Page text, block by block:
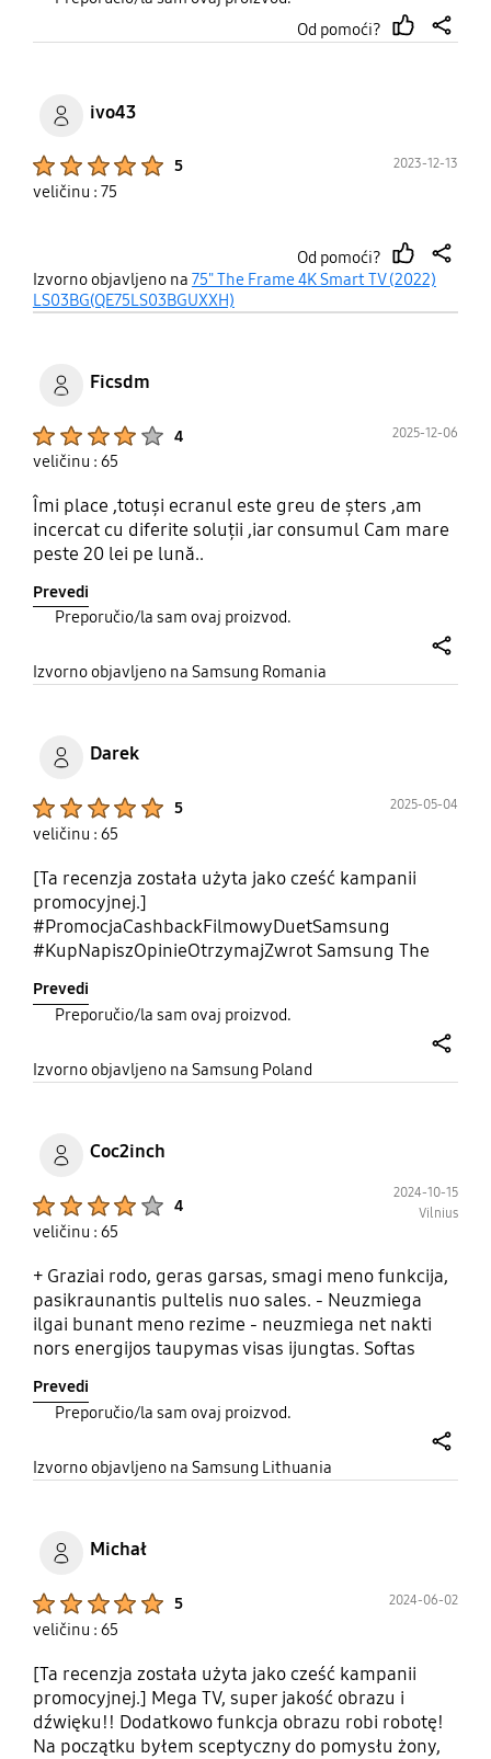
Od pomoći?
ivo43
5 2023-12-13
veličinu : 75
Od pomoći?
thumbshare
Izvorno objavljeno na 75" The Frame 4K Smart TV (2022)
LS03BG(QE75LS03BGUXXH)
Ficsdm
4 2025-12-06
veličinu : 65
Îmi place ,totuși ecranul este greu de șters ,am
incercat cu diferite soluții ,iar consumul Cam mare
peste 20 lei pe lună..
Prevedi
Preporučio/la sam ovaj proizvod.
Izvorno objavljeno na Samsung Romania
Darek
5 2025-05-04
veličinu : 65
[Ta recenzja została użyta jako cześć kampanii
promocyjnej.]
#PromocjaCashbackFilmowyDuetSamsung
#KupNapiszOpinieOtrzymajZwrot Samsung The
element wystroju wnętrza. Świetnie sprawdza się
zarówno jako urządzenie multimedialne, jak i
obrazu w 4K jest bardzo dobra, kolory są żywe, a
co sprawia, że ekran w stanie spoczynku wygląda
jak obraz na ścianie. Design jest minimalistyczny i
elegancki, a możliwość wymiany ramek pozwala
dopasować telewizor do każdego wnętrza. Polecam
każdemu, kto ceni sobie estetykę i funkcjonalność.
Prevedi
Preporučio/la sam ovaj proizvod.
Izvorno objavljeno na Samsung Poland
Coc2inch
4
2024-10-15
Vilnius
veličinu : 65
+ Graziai rodo, geras garsas, smagi meno funkcija,
pasikraunantis pultelis nuo sales. - Neuzmiega
ilgai bunant meno rezime - neuzmiega net nakti
nors energijos taupymas visas ijungtas. Softas
Prevedi
Preporučio/la sam ovaj proizvod.
Izvorno objavljeno na Samsung Lithuania
Michał
5 2024-06-02
veličinu : 65
[Ta recenzja została użyta jako cześć kampanii
promocyjnej.] Mega TV, super jakość obrazu i
dźwięku!! Dodatkowo funkcja obrazu robi robotę!
Na początku byłem sceptyczny do pomysłu żony,